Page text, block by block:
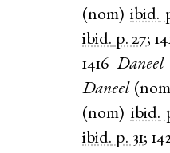
(nom)ibid.
ibid. p. 27;
1416 Daneel
Daneel(nom
(nom) ibid.
ibid. p. 31;